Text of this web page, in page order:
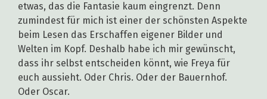
etwas, das die Fantasie kaum eingrenzt. Denn
zumindest für mich ist einer der schönsten Aspekte
beim Lesen das Erschaffen eigener Bilder und
Welten im Kopf. Deshalb habe ich mir gewünscht,
dass ihr selbst entscheiden könnt, wie Freya für
euch aussieht. Oder Chris. Oder der Bauernhof.
Oder Oscar.